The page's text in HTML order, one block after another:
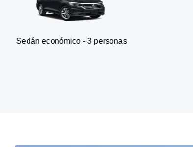
- 3 personas